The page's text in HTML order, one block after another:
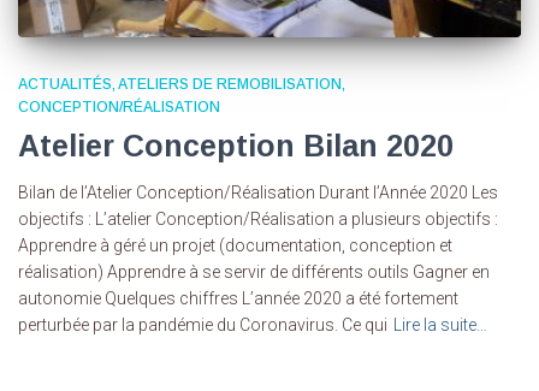
ACTUALITÉS ATELIERS DE REMOBILISATION
CONCEPTION/RÉALISATION
Atelier Conception Bilan 2020
Bilan de l’Atelier Conception/Réalisation Durant l’Année 2020 Les
objectifs : L’atelier Conception/Réalisation a plusieurs objectifs :
Apprendre à géré un projet (documentation, conception et
réalisation) Apprendre à se servir de différents outils Gagner en
autonomie Quelques chiffres L’année 2020 a été fortement
perturbée par la pandémie du Coronavirus. Ce qui Lire la suite…